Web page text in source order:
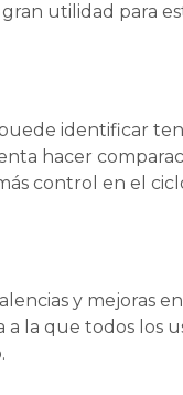
utilidad para
identificar
hacer
control en el
y mejoras
la que todos los